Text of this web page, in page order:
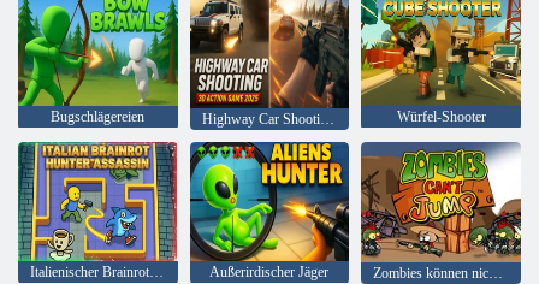
Bugschlägereien Highway Car Shooting 3D-Actionspiel 2025 Würfel-Shooter
Italienischer Brainrott-Jäger-Attentäter Außerirdischer Jäger Zombies können nicht springen